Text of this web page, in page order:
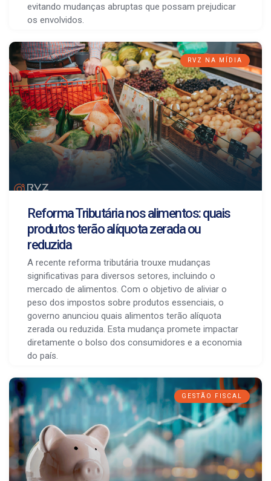
evitando mudanças abruptas que possam prejudicar
os envolvidos.
RVZ NA MÍDIA
Reforma Tributária nos alimentos: quais
produtos terão alíquota zerada ou
reduzida
A recente reforma tributária trouxe mudanças
significativas para diversos setores, incluindo o
mercado de alimentos. Com o objetivo de aliviar o
peso dos impostos sobre produtos essenciais, o
governo anunciou quais alimentos terão alíquota
zerada ou reduzida. Esta mudança promete impactar
diretamente o bolso dos consumidores e a economia
do país.
GESTÃO FISCAL